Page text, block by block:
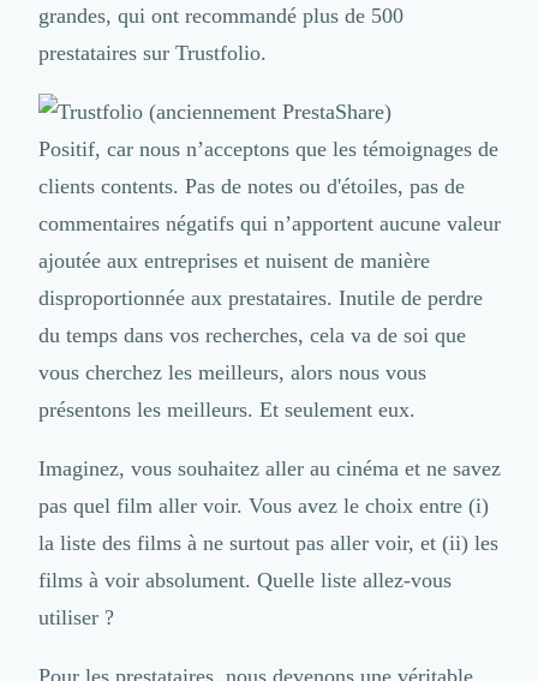
grandes, qui ont recommandé plus de 500
prestataires sur Trustfolio.
Positif, car nous n’acceptons que les témoignages de
clients contents. Pas de notes ou d'étoiles, pas de
commentaires négatifs qui n’apportent aucune valeur
ajoutée aux entreprises et nuisent de manière
disproportionnée aux prestataires. Inutile de perdre
du temps dans vos recherches, cela va de soi que
vous cherchez les meilleurs, alors nous vous
présentons les meilleurs. Et seulement eux.
Imaginez, vous souhaitez aller au cinéma et ne savez
pas quel film aller voir. Vous avez le choix entre (i)
la liste des films à ne surtout pas aller voir, et (ii) les
films à voir absolument. Quelle liste allez-vous
utiliser ?
Pour les prestataires, nous devenons une véritable